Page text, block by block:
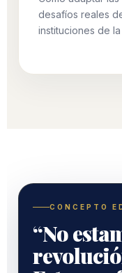
desafíos reales
instituciones de
CONCEPTO
“No